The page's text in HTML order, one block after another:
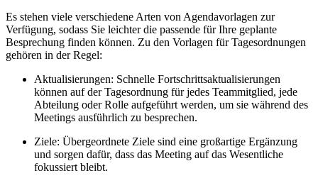
Es stehen viele verschiedene Arten von Agendavorlagen zur
Verfügung, sodass Sie leichter die passende für Ihre geplante
Besprechung finden können. Zu den Vorlagen für Tagesordnungen
gehören in der Regel:
Aktualisierungen: Schnelle Fortschrittsaktualisierungen
können auf der Tagesordnung für jedes Teammitglied, jede
Abteilung oder Rolle aufgeführt werden, um sie während des
Meetings ausführlich zu besprechen.
Ziele: Übergeordnete Ziele sind eine großartige Ergänzung
und sorgen dafür, dass das Meeting auf das Wesentliche
fokussiert bleibt.